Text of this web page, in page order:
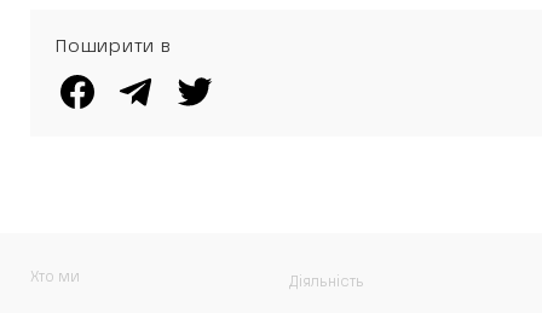
Поширити в
Хто ми Діяльність